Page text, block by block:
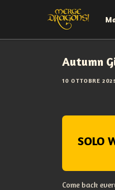
Autumn
10 OTTOBRE
SOLO
Come back